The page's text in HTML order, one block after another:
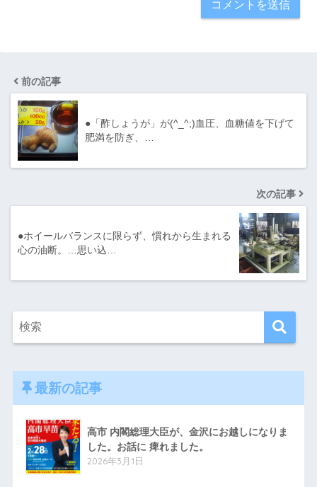
前の記事
●「酢しょうが」が(^_^;)血圧、血糖値を下げて
肥満を防ぎ、…
次の記事
●ホイールバランスに限らず、慣れから生まれる
心の油断。…思い込…
最新の記事
高市 内閣総理大臣が、金沢にお越しになりま
した。お話に 痺れました。
2026年3月1日